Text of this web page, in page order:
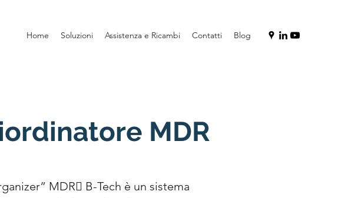
Home Soluzioni Assistenza e Ricambi Contatti Blog
MDR
MDR B-Tech è un sistema